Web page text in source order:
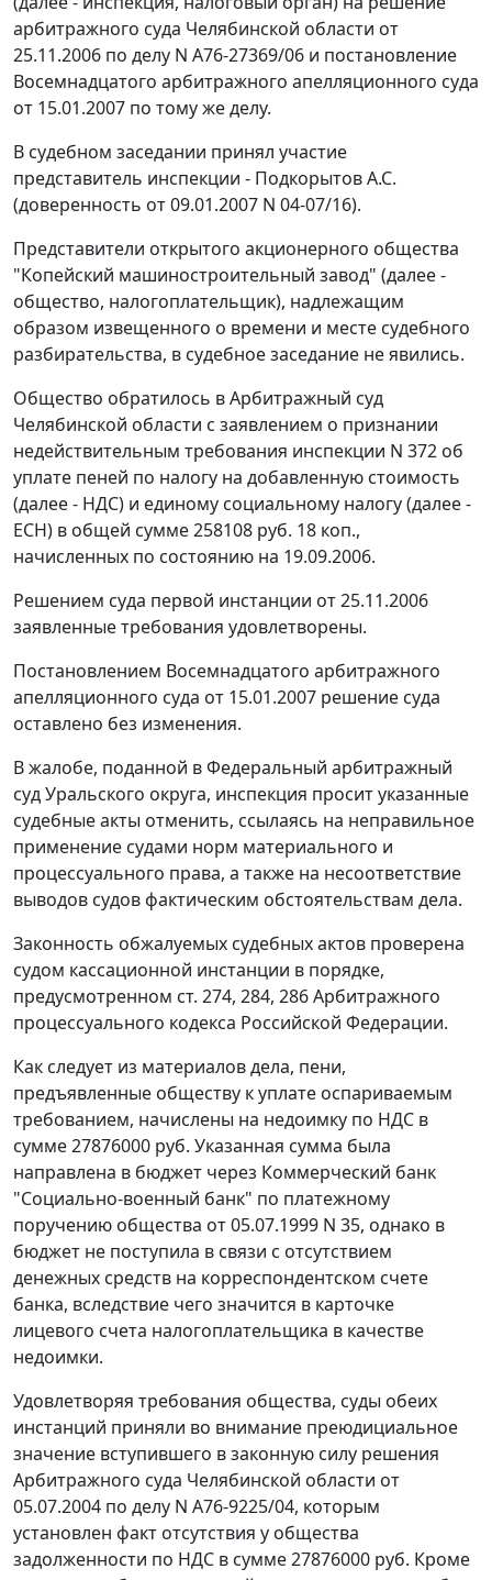
арбитражного суда Челябинской области от
25.11.2006 по делу N А76-27369/06 и постановление
Восемнадцатого арбитражного апелляционного суда
от 15.01.2007 по тому же делу.
В судебном заседании принял участие
представитель инспекции - Подкорытов А.С.
(доверенность от 09.01.2007 N 04-07/16).
Представители открытого акционерного общества
"Копейский машиностроительный завод" (далее -
общество, налогоплательщик), надлежащим
образом извещенного о времени и месте судебного
разбирательства, в судебное заседание не явились.
Общество обратилось в Арбитражный суд
Челябинской области с заявлением о признании
недействительным требования инспекции N 372 об
уплате пеней по налогу на добавленную стоимость
(далее - НДС) и единому социальному налогу (далее -
ЕСН) в общей сумме 258108 руб. 18 коп.,
начисленных по состоянию на 19.09.2006.
Решением суда первой инстанции от 25.11.2006
заявленные требования удовлетворены.
Постановлением Восемнадцатого арбитражного
апелляционного суда от 15.01.2007 решение суда
оставлено без изменения.
В жалобе, поданной в Федеральный арбитражный
суд Уральского округа, инспекция просит указанные
судебные акты отменить, ссылаясь на неправильное
применение судами норм материального и
процессуального права, а также на несоответствие
выводов судов фактическим обстоятельствам дела.
Законность обжалуемых судебных актов проверена
судом кассационной инстанции в порядке,
предусмотренном ст. 274, 284, 286Арбитражного
процессуального кодекса Российской Федерации.
Как следует из материалов дела, пени,
предъявленные обществу к уплате оспариваемым
требованием, начислены на недоимку по НДС в
сумме 27876000 руб. Указанная сумма была
направлена в бюджет через Коммерческий банк
"Социально-военный банк" по платежному
поручению общества от 05.07.1999 N 35, однако в
бюджет не поступила в связи с отсутствием
денежных средств на корреспондентском счете
банка, вследствие чего значится в карточке
лицевого счета налогоплательщика в качестве
недоимки.
Удовлетворяя требования общества, суды обеих
инстанций приняли во внимание преюдициальное
значение вступившего в законную силу решения
Арбитражного суда Челябинской области от
05.07.2004 по делу N А76-9225/04, которым
установлен факт отсутствия у общества
задолженности по НДС в сумме 27876000 руб. Кроме